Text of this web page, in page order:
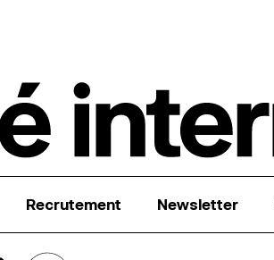
Recrutement Newsletter